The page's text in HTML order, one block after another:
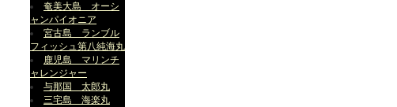
奄美大島 オーシ
ャンパイオニア
宮古島 ランブル
フィッシュ第八純海丸
鹿児島 マリンチ
ャレンジャー
与那国 太郎丸
三宅島 海楽丸